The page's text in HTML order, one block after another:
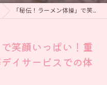
「秘伝！ラーメン体操」で笑顔いっぱい！重症心身障害児の放課後等デイサービスでの体操時間のひとコマ
笑顔いっぱい！重
イサービスでの体